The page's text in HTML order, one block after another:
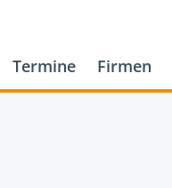
Termine Firmen